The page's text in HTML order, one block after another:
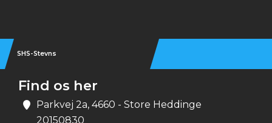
SHS-Stevns
Find os her
Parkvej 2a, 4660 - Store Heddinge
20150830